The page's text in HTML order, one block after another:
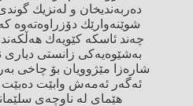
دەربەندیخان و لەنزیك
شوێنەوارێك دۆزراوەتەوە
چەند ئاسكە كێویەك
بەشێوەیەكی زانستی دیاری
شارەزا مێژوویان بۆ چاخی
ئەگەر ئەمەش وابێت
هێمای لە ناوچەی